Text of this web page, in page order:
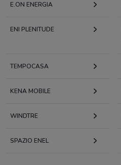
E.ON ENERGIA
ENI PLENITUDE
TEMPOCASA
KENA MOBILE
WINDTRE
SPAZIO ENEL